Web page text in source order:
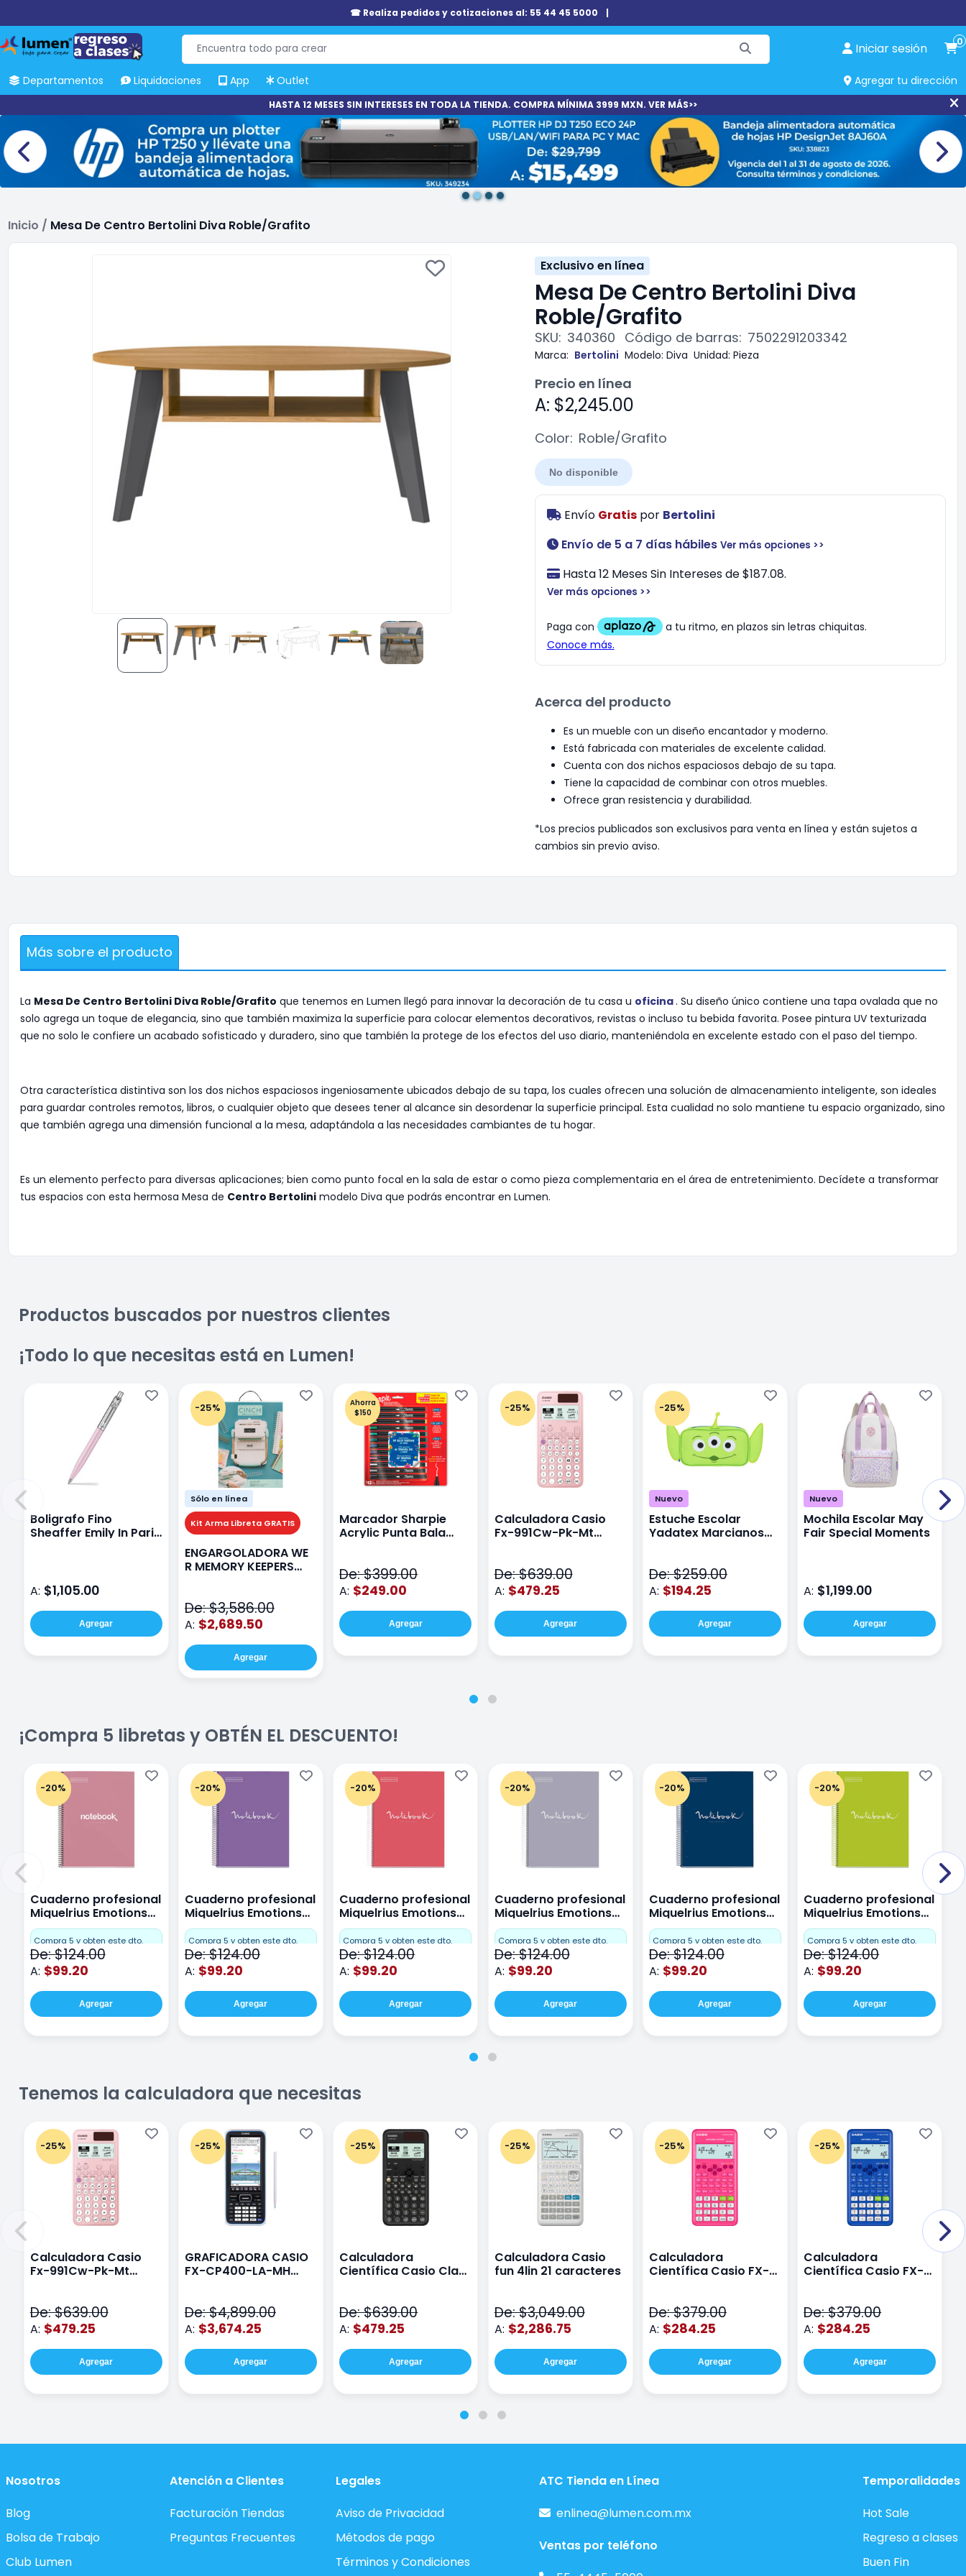
☎ Realiza pedidos y cotizaciones al: 55 44 45 5000 |
Iniciar sesión 0
Departamentos Liquidaciones App Outlet Agregar tu dirección
HASTA 12 MESES SIN INTERESES EN TODA LA TIENDA. COMPRA MÍNIMA 3999 MXN. VER MÁS>>
Inicio / Mesa De Centro Bertolini Diva Roble/Grafito
Exclusivo en línea
Mesa De Centro Bertolini Diva
Roble/Grafito
SKU: 340360 Código de barras: 7502291203342
Marca: Bertolini Modelo: Diva Unidad: Pieza
Precio en línea
A: $2,245.00
Color: Roble/Grafito
No disponible
Envío Gratispor Bertolini
Envío de 5 a 7 días hábiles Ver más opciones >>
Hasta 12 Meses Sin Intereses de $187.08.
Ver más opciones >>
Acerca del producto
Es un mueble con un diseño encantador y moderno.
Está fabricada con materiales de excelente calidad.
Cuenta con dos nichos espaciosos debajo de su tapa.
Tiene la capacidad de combinar con otros muebles.
Ofrece gran resistencia y durabilidad.
*Los precios publicados son exclusivos para venta en línea y están sujetos a
cambios sin previo aviso.
Más sobre el producto
La Mesa De Centro Bertolini Diva Roble/Grafito que tenemos en Lumen llegó para innovar la decoración de tu casa u oficina. Su diseño único contiene una tapa ovalada que no
solo agrega un toque de elegancia, sino que también maximiza la superficie para colocar elementos decorativos, revistas o incluso tu bebida favorita. Posee pintura UV texturizada
que no solo le confiere un acabado sofisticado y duradero, sino que también la protege de los efectos del uso diario, manteniéndola en excelente estado con el paso del tiempo.
Otra característica distintiva son los dos nichos espaciosos ingeniosamente ubicados debajo de su tapa, los cuales ofrecen una solución de almacenamiento inteligente, son ideales
para guardar controles remotos, libros, o cualquier objeto que desees tener al alcance sin desordenar la superficie principal. Esta cualidad no solo mantiene tu espacio organizado, sino
que también agrega una dimensión funcional a la mesa, adaptándola a las necesidades cambiantes de tu hogar.
Es un elemento perfecto para diversas aplicaciones; bien como punto focal en la sala de estar o como pieza complementaria en el área de entretenimiento. Decídete a transformar
tus espacios con esta hermosa Mesa de Centro Bertolini modelo Diva que podrás encontrar en Lumen.
Productos buscados por nuestros clientes
¡Todo lo que necesitas está en Lumen!
Boligrafo Fino
Sheaffer Emily In Paris
A: $1,105.00
Agregar
-25%
Sólo en línea
Kit Arma Libreta GRATIS
ENGARGOLADORA WE
R MEMORY KEEPERS
De: $3,586.00
A: $2,689.50
Agregar
Ahorra
$150
Marcador Sharpie
Acrylic Punta Bala
De: $399.00
A: $249.00
Agregar
-25%
Calculadora Casio
Fx-991Cw-Pk-Mt
De: $639.00
A: $479.25
Agregar
-25%
Nuevo
Estuche Escolar
Yadatex Marcianos
De: $259.00
A: $194.25
Agregar
Nuevo
Mochila Escolar May
Fair Special Moments
A: $1,199.00
Agregar
¡Compra 5 libretas y OBTÉN EL DESCUENTO!
-20%
Cuaderno profesional
Miquelrius Emotions
Cuadro Chico 80
hojas Rosa
Compra 5 y obten este dto.
De: $124.00
A: $99.20
Agregar
-20%
Cuaderno profesional
Miquelrius Emotions
raya 80 hojas Purpura
Compra 5 y obten este dto.
De: $124.00
A: $99.20
Agregar
-20%
Cuaderno profesional
Miquelrius Emotions
raya 80 hojas Coral
Compra 5 y obten este dto.
De: $124.00
A: $99.20
Agregar
-20%
Cuaderno profesional
Miquelrius Emotions
raya 80 hojas Gris
Compra 5 y obten este dto.
De: $124.00
A: $99.20
Agregar
-20%
Cuaderno profesional
Miquelrius Emotions
Dots 80 hojas
Compra 5 y obten este dto.
De: $124.00
A: $99.20
Agregar
-20%
Cuaderno profesional
Miquelrius Emotions
Dots 80 hojas Lima
Compra 5 y obten este dto.
De: $124.00
A: $99.20
Agregar
Tenemos la calculadora que necesitas
-25%
Calculadora Casio
Fx-991Cw-Pk-Mt
De: $639.00
A: $479.25
Agregar
-25%
GRAFICADORA CASIO
FX-CP400-LA-MH
De: $4,899.00
A: $3,674.25
Agregar
-25%
Calculadora
Científica Casio Class
De: $639.00
A: $479.25
Agregar
-25%
Calculadora Casio
fun 4lin 21 caracteres
De: $3,049.00
A: $2,286.75
Agregar
-25%
Calculadora
Científica Casio FX-
De: $379.00
A: $284.25
Agregar
-25%
Calculadora
Científica Casio FX-
De: $379.00
A: $284.25
Agregar
Nosotros
Blog
Bolsa de Trabajo
Club Lumen
Atención a Clientes
Facturación Tiendas
Preguntas Frecuentes
Legales
Aviso de Privacidad
Métodos de pago
Términos y Condiciones
ATC Tienda en Línea
enlinea@lumen.com.mx
Ventas por teléfono
Temporalidades
Hot Sale
Regreso a clases
Buen Fin